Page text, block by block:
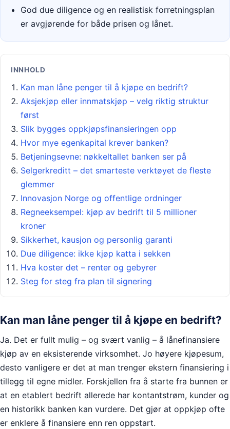
God due diligence og en realistisk forretningsplan
er avgjørende for både prisen og lånet.
INNHOLD
Kan man låne penger til å kjøpe en bedrift?
Aksjekjøp eller innmatskjøp – velg riktig struktur
først
Slik bygges oppkjøpsfinansieringen opp
Hvor mye egenkapital krever banken?
Betjeningsevne: nøkkeltallet banken ser på
Selgerkreditt – det smarteste verktøyet de fleste
glemmer
Innovasjon Norge og offentlige ordninger
Regneeksempel: kjøp av bedrift til 5 millioner
kroner
Sikkerhet, kausjon og personlig garanti
Due diligence: ikke kjøp katta i sekken
Hva koster det – renter og gebyrer
Steg for steg fra plan til signering
Kan man låne penger til å kjøpe en bedrift?
Ja. Det er fullt mulig – og svært vanlig – å lånefinansiere
kjøp av en eksisterende virksomhet. Jo høyere kjøpesum,
desto vanligere er det at man trenger ekstern finansiering i
tillegg til egne midler. Forskjellen fra å starte fra bunnen er
at en etablert bedrift allerede har kontantstrøm, kunder og
en historikk banken kan vurdere. Det gjør at oppkjøp ofte
er enklere å finansiere enn ren oppstart.